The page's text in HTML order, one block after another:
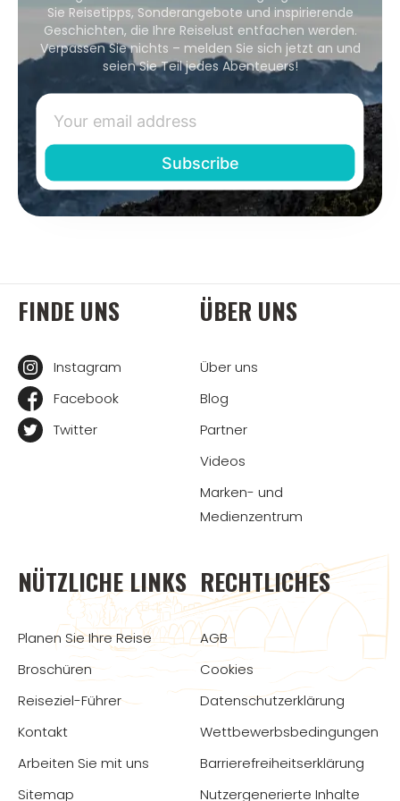
Sie Reisetipps, Sonderangebote und inspirierende
Geschichten, die Ihre Reiselust entfachen werden.
Verpassen Sie nichts – melden Sie sich jetzt an und
seien Sie Teil jedes Abenteuers!
FINDE UNS
Instagram
Facebook
Twitter
ÜBER UNS
Über uns
Blog
Partner
Videos
Marken- und
Medienzentrum
NÜTZLICHE LINKS
Planen Sie Ihre Reise
Broschüren
Reiseziel-Führer
Kontakt
Arbeiten Sie mit uns
Sitemap
RECHTLICHES
AGB
Cookies
Datenschutzerklärung
Wettbewerbsbedingungen
Barrierefreiheitserklärung
Nutzergenerierte Inhalte